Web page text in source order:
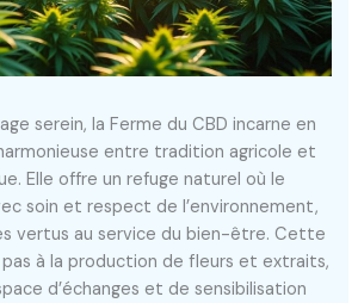
serein, la Ferme du CBD incarne en
entre tradition agricole et
Elle offre un refuge naturel où le
soin et respect de l’environnement,
vertus au service du bien-être. Cette
à la production de fleurs et extraits,
d’échanges et de sensibilisation